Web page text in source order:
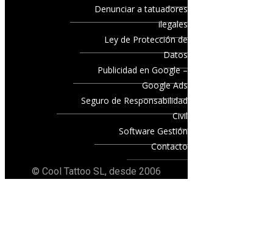
Denunciar a tatuadores
ilegales
Ley de Protección de
Datos
Publicidad en Google –
Google Ads
Seguro de Responsabilidad
Civil
Software Gestión
Contacto
© Cool Tattoo SL, desde 2006